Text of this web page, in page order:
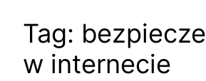
Tag:
w internecie